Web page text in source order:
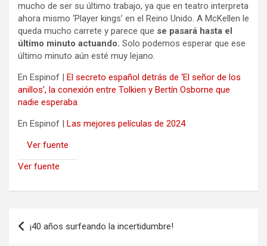
mucho de ser su último trabajo, ya que en teatro interpreta
ahora mismo ‘Player kings’ en el Reino Unido. A McKellen le
queda mucho carrete y parece que se pasará hasta el
último minuto actuando. Solo podemos esperar que ese
último minuto aún esté muy lejano.
En Espinof | El secreto español detrás de ‘El señor de los
anillos’, la conexión entre Tolkien y Bertín Osborne que
nadie esperaba
En Espinof | Las mejores películas de 2024
Ver fuente
Ver fuente
Navegación
de
¡40 años surfeando la incertidumbre!